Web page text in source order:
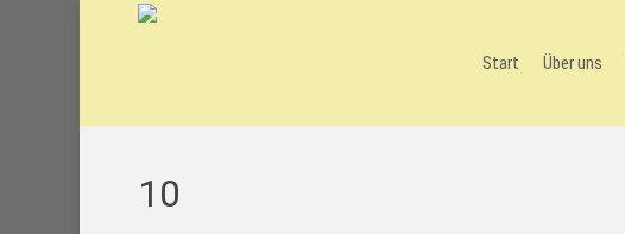
Start Über uns
10